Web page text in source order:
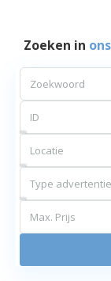
Zoeken in
Locatie
Type advertentie
Max. Prijs